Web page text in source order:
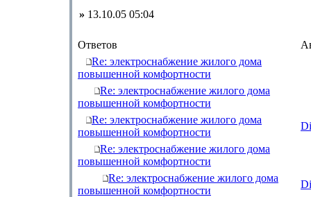
» 13.10.05 05:04
Ответов
Re: электроснабжение жилого дома
повышенной комфортности
Re: электроснабжение жилого дома
повышенной комфортности
Re: электроснабжение жилого дома
повышенной комфортности
Re: электроснабжение жилого дома
повышенной комфортности
Re: электроснабжение жилого дома
повышенной комфортности